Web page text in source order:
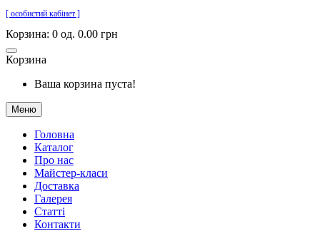
[ особистий кабінет ]
Корзина: 0 од. 0.00 грн
Корзина
Ваша корзина пуста!
Меню
Головна
Каталог
Про нас
Майстер-класи
Доставка
Галерея
Статтi
Контакти